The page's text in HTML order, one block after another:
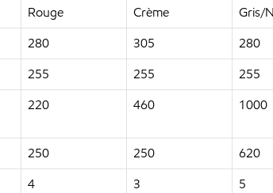
Rouge Crème Gris/
280 305 280
255 255 255
220 460 1000
250 250 620
4 3 5